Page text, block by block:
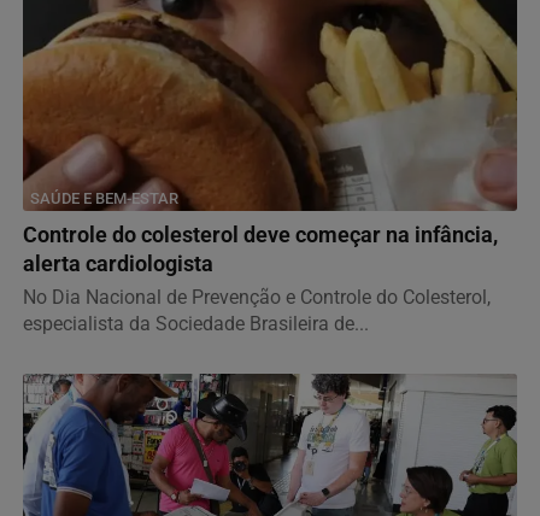
SAÚDE E BEM-ESTAR
Controle do colesterol deve começar na infância,
alerta cardiologista
No Dia Nacional de Prevenção e Controle do Colesterol,
especialista da Sociedade Brasileira de...